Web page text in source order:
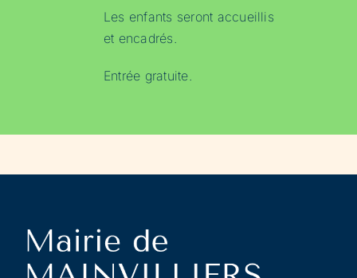
Les enfants seront accueillis
et encadrés.
Entrée gratuite.